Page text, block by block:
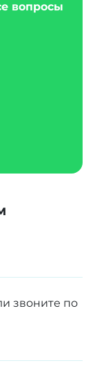
вопросы
звоните по